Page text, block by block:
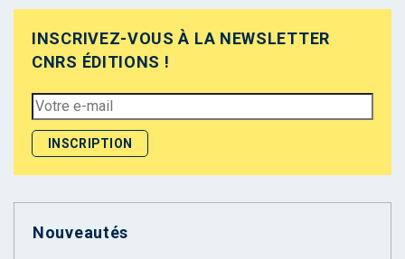
INSCRIVEZ-VOUS À LA NEWSLETTER
CNRS ÉDITIONS !
Nouveautés